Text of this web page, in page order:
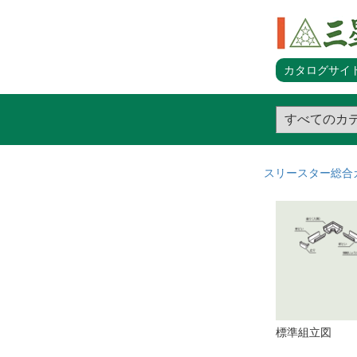
カタログサイ
スリースター総合
標準組立図